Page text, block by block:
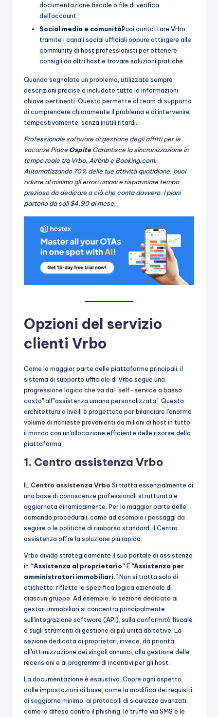
documentazione fiscale o file di verifica
dell'account.
Social media e comunitàPuoi contattare Vrbo
tramite i canali social ufficiali oppure attingere alle
community di host professionisti per ottenere
consigli da altri host e trovare soluzioni pratiche.
Quando segnalate un problema, utilizzate sempre
descrizioni precise e includete tutte le informazioni
chiave pertinenti. Questo permette al team di supporto
di comprendere chiaramente il problema e di intervenire
tempestivamente, senza inutili ritardi.
Professionale software di gestione degli affitti per le
vacanze Piace OspiteGarantisce la sincronizzazione in
tempo reale tra Vrbo, Airbnb e Booking.com.
Automatizzando 70% delle tue attività quotidiane, puoi
ridurre al minimo gli errori umani e risparmiare tempo
prezioso da dedicare a ciò che conta davvero. I piani
partono da soli $4,90 al mese.
Opzioni del servizio
clienti Vrbo
Come la maggior parte delle piattaforme principali, il
sistema di supporto ufficiale di Vrbo segue una
progressione logica che va dal "self-service a basso
costo" all'"assistenza umana personalizzata". Questa
architettura a livelli è progettata per bilanciare l'enorme
volume di richieste provenienti da milioni di host in tutto
il mondo con un'allocazione efficiente delle risorse della
piattaforma.
1. Centro assistenza Vrbo
IL Centro assistenza Vrbo Si tratta essenzialmente di
una base di conoscenze professionali strutturata e
aggiornata dinamicamente. Per la maggior parte delle
domande procedurali, come ad esempio i passaggi da
seguire o le politiche di rimborso standard, il Centro
assistenza offre la soluzione più rapida.
Vrbo divide strategicamente il suo portale di assistenza
in “Assistenza al proprietario”E "Assistenza per
amministratori immobiliari."Non si tratta solo di
etichette; riflette la specifica logica aziendale di
ciascun gruppo. Ad esempio, la sezione dedicata ai
gestori immobiliari si concentra principalmente
sull'integrazione software (API), sulla conformità fiscale
e sugli strumenti di gestione di più unità abitative. La
sezione dedicata ai proprietari, invece, dà priorità
all'ottimizzazione dei singoli annunci, alla gestione delle
recensioni e ai programmi di incentivi per gli host.
La documentazione è esaustiva. Copre ogni aspetto,
dalle impostazioni di base, come la modifica dei requisiti
di soggiorno minimo, ai protocolli di sicurezza avanzati,
come la difesa contro il phishing, le truffe via SMS e le